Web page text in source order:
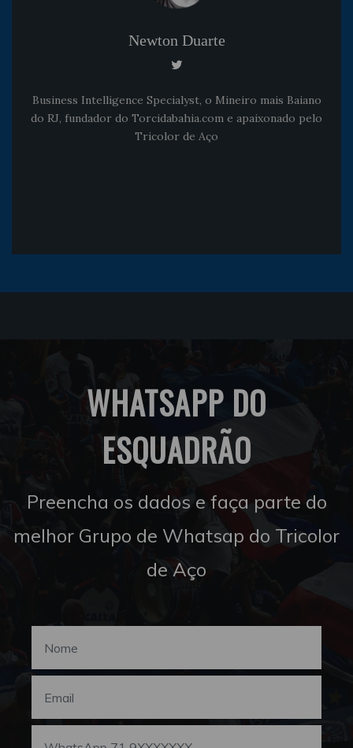
Newton Duarte
Business Intelligence Specialyst, o Mineiro mais Baiano
do RJ, fundador do Torcidabahia.com e apaixonado pelo
Tricolor de Aço
WHATSAPP DO
ESQUADRÃO
Preencha os dados e faça parte do
melhor Grupo de Whatsap do Tricolor
de Aço